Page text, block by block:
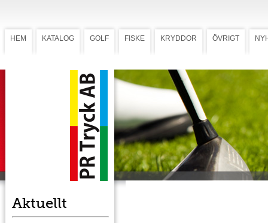
HEM KATALOG GOLF FISKE KRYDDOR ÖVRIGT
Aktuellt
Drinkpinne
Drinkpinne
Miljövänlig drinkpinne i björk. Kan förädlas
genom tryck på både pinne och huvud.
Drinkpinen är 180 mm lång och huvudet är
22 mm. Tryckstorlek: huvud Ø 21 mm, pinne
4,5 x 40 mm.